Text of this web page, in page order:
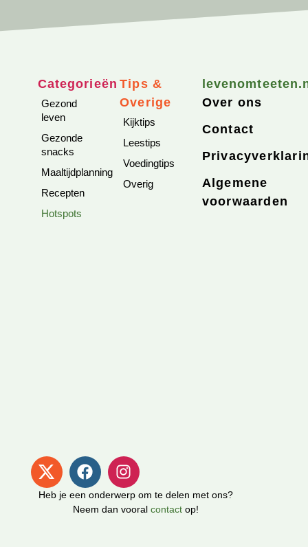
Heb je een onderwerp om te delen met ons?
Neem dan vooral contactop!
Categorieën
Gezond
leven
Gezonde
snacks
Maaltijdplanning
Recepten
Hotspots
Tips &
Overige
Kijktips
Leestips
Voedingtips
Overig
Over ons
Contact
Algemene
voorwaarden